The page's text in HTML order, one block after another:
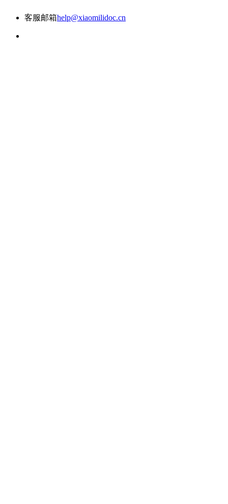
客服邮箱help@xiaomilidoc.cn